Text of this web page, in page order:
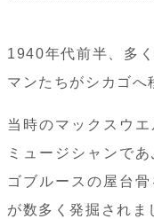
1940年代前半、多
マンたちがシカゴへ
当時のマックスウ
ミュージシャンで
ゴブルースの屋台
が数多く発掘されま